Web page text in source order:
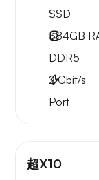
SSD
384GB
DDR5
2Gbit/s
Port
超X10